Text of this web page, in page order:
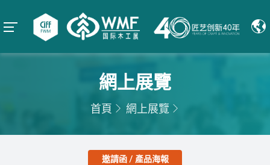
網上展覽
首頁 網上展覽
邀請函 / 產品海報